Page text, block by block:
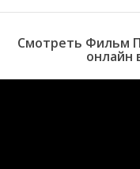
выживание.
Смотреть Фильм
онлайн